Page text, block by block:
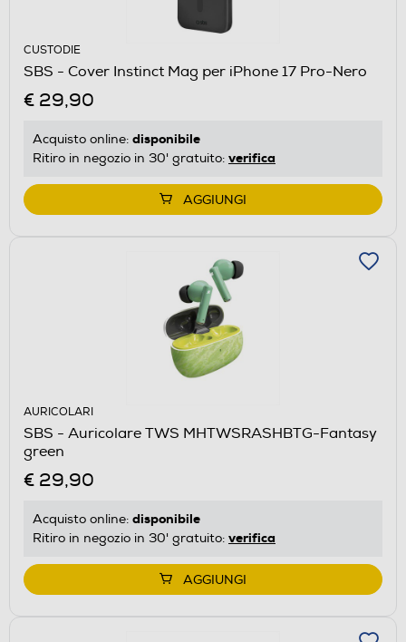
CUSTODIE
SBS - Cover Instinct Mag per iPhone 17 Pro-Nero
€ 29,90
Acquisto online: disponibile
Ritiro in negozio in 30' gratuito: verifica
AGGIUNGI
AURICOLARI
SBS - Auricolare TWS MHTWSRASHBTG-Fantasy
green
€ 29,90
Acquisto online: disponibile
Ritiro in negozio in 30' gratuito: verifica
AGGIUNGI